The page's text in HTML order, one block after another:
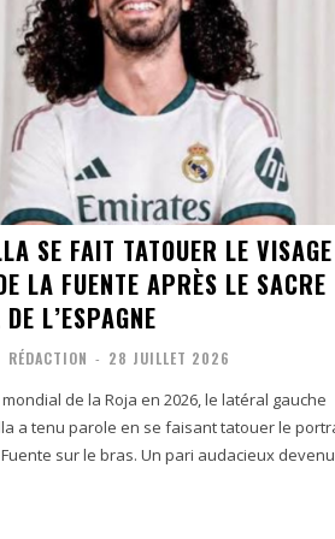
SE FAIT TATOUER LE VISAGE
LA FUENTE APRÈS LE SACRE
L’ESPAGNE
RÉDACTION - 28 JUILLET 2026
de la Roja en 2026, le latéral gauche
a tenu parole en se faisant tatouer le
sur le bras. Un pari audacieux devenu